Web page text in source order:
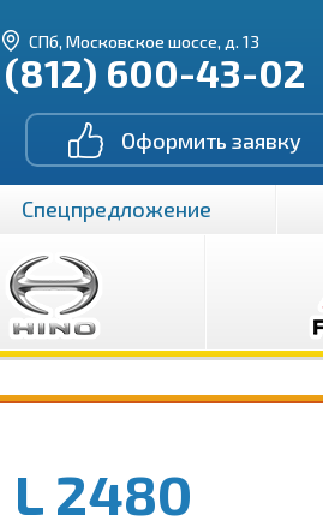
СПб, Московское шоссе, д. 13
(812) 600-43-02
Оформить заявку
Спецпредложение
2480